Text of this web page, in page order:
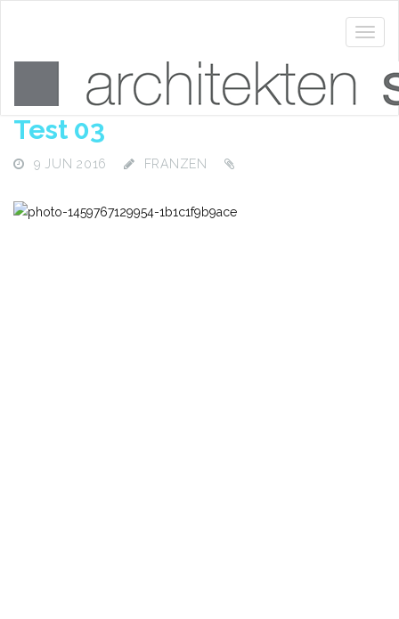
Test 03
9 JUN 2016 FRANZEN